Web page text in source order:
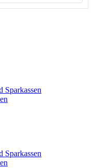
Sparkassen
Sparkassen